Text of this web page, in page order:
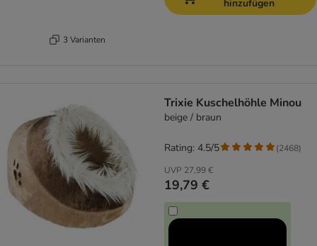
3 Varianten
hinzufügen
Trixie Kuschelhöhle Minou
beige / braun
UVP 27,99 €
19,79 €
Rating: 4.5/5 (2468)